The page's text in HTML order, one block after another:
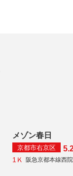
メゾン春日
京都市右京区
1Ｋ
阪急京都本線西